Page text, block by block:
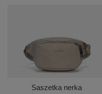
Saszetka nerka